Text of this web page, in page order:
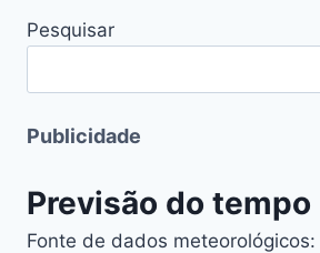
Pesquisar
Publicidade
Previsão do tempo
Fonte de dados meteorológicos: